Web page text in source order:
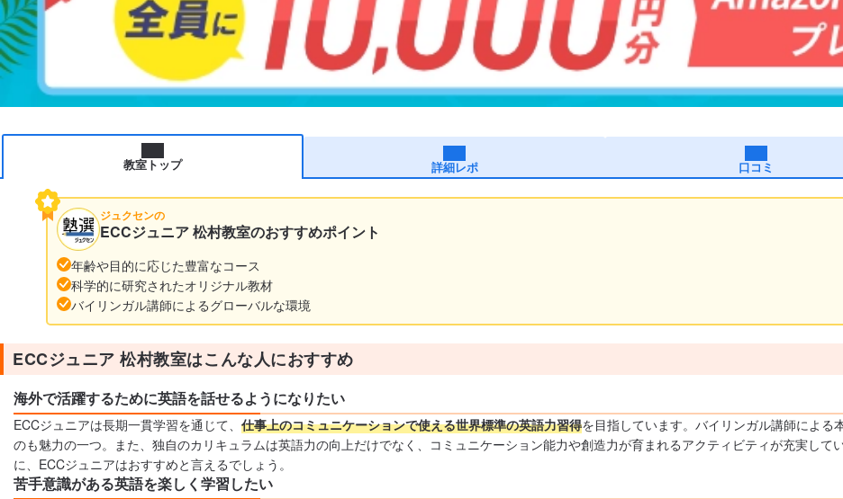
教室トップ 詳細レポ 口コミ
ジュクセンの
ECCジュニア 松村教室のおすすめポイント
年齢や目的に応じた豊富なコース
科学的に研究されたオリジナル教材
バイリンガル講師によるグローバルな環境
ECCジュニア 松村教室はこんな人におすすめ
海外で活躍するために英語を話せるようになりたい
ECCジュニアは長期一貫学習を通じて、 仕事上のコミュニケーションで使える世界標準の英語力習得を目指しています。バイリンガル講師による
のも魅力の一つ。また、独自のカリキュラムは英語力の向上だけでなく、コミュニケーション能力や創造力が育まれるアクティビティが充実し
に、ECCジュニアはおすすめと言えるでしょう。
苦手意識がある英語を楽しく学習したい